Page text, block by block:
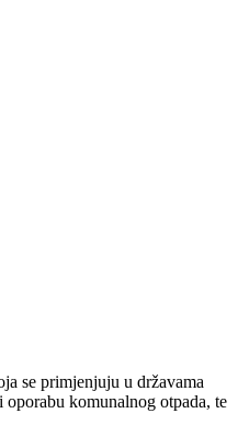
se primjenjuju u državama
komunalnog otpada, te